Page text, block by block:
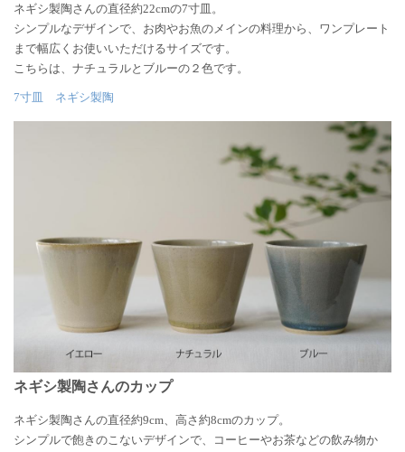
ネギシ製陶さんの直径約22cmの7寸皿。
シンプルなデザインで、お肉やお魚のメインの料理から、ワンプレート
まで幅広くお使いいただけるサイズです。
こちらは、ナチュラルとブルーの２色です。
7寸皿 ネギシ製陶
ネギシ製陶さんのカップ
ネギシ製陶さんの直径約9cm、高さ約8cmのカップ。
シンプルで飽きのこないデザインで、コーヒーやお茶などの飲み物か